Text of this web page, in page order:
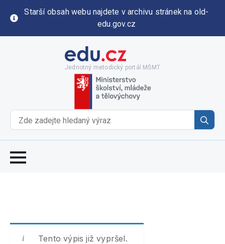
Starší obsah webu najdete v archivu stránek na old-
edu.gov.cz
Jednotný metodický portál MŠMT
for:
Tento výpis již vypršel.